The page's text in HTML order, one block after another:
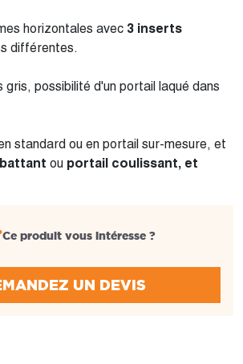
horizontales avec 3 inserts
différentes.
gris, possibilité d'un portail laqué dans
standard ou en portail sur-mesure, et
ou portail coulissant, et
Ce produit vous intéresse ?
UN DEVIS